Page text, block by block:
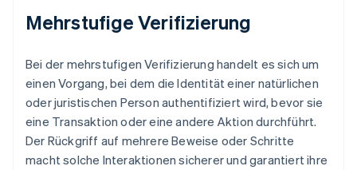
Mehrstufige Verifizierung
Bei der mehrstufigen Verifizierung handelt es sich um
einen Vorgang, bei dem die Identität einer natürlichen
oder juristischen Person authentifiziert wird, bevor sie
eine Transaktion oder eine andere Aktion durchführt.
Der Rückgriff auf mehrere Beweise oder Schritte
macht solche Interaktionen sicherer und garantiert ihre